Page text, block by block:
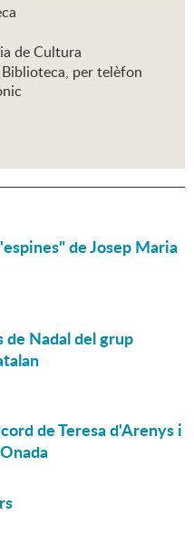
de Cultura
per telèfon
de Josep Maria
de Nadal del grup
de Teresa d'Arenys i